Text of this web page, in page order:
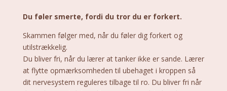
Du føler smerte, fordi du tror du er forkert.
Skammen følger med, når du føler dig forkert og
utilstrækkelig.
Du bliver fri, når du lærer at tanker ikke er sande. Lærer
at flytte opmærksomheden til ubehaget i kroppen så
dit nervesystem reguleres tilbage til ro. Du bliver fri når